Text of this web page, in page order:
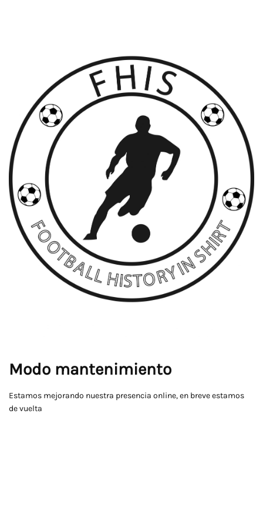
Modo mantenimiento
Estamos mejorando nuestra presencia online, en breve estamos
de vuelta